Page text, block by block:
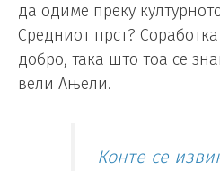
да одиме преку
Средниот прст?
добро, така што тоа се
вели Ањели.
Конте се